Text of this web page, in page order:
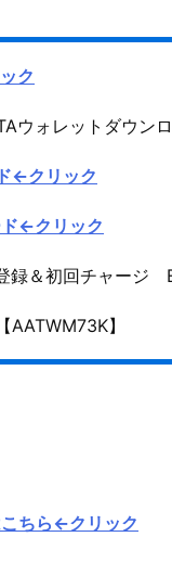
ク
ウォレットダウン
←クリック
←クリック
＆初回チャージ
】
ちら←クリック